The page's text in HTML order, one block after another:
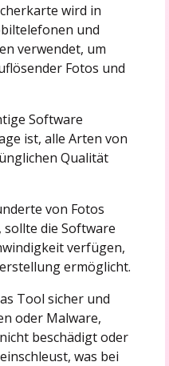
wird in
und
verwendet, um
Fotos und
Software
ist, alle Arten von
Qualität
von Fotos
die Software
verfügen,
ermöglicht.
Tool sicher und
oder Malware,
beschädigt oder
was bei